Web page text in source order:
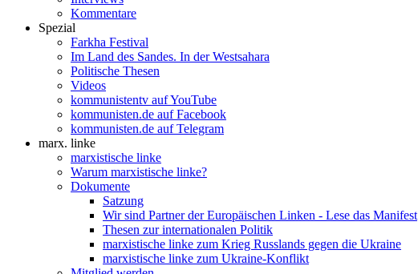
Kommentare
Spezial
Farkha Festival
Im Land des Sandes. In der Westsahara
Politische Thesen
Videos
kommunistentv auf YouTube
kommunisten.de auf Facebook
kommunisten.de auf Telegram
marx. linke
marxistische linke
Warum marxistische linke?
Dokumente
Satzung
Wir sind Partner der Europäischen Linken - Lese das Manifest
Thesen zur internationalen Politik
marxistische linke zum Krieg Russlands gegen die Ukraine
marxistische linke zum Ukraine-Konflikt